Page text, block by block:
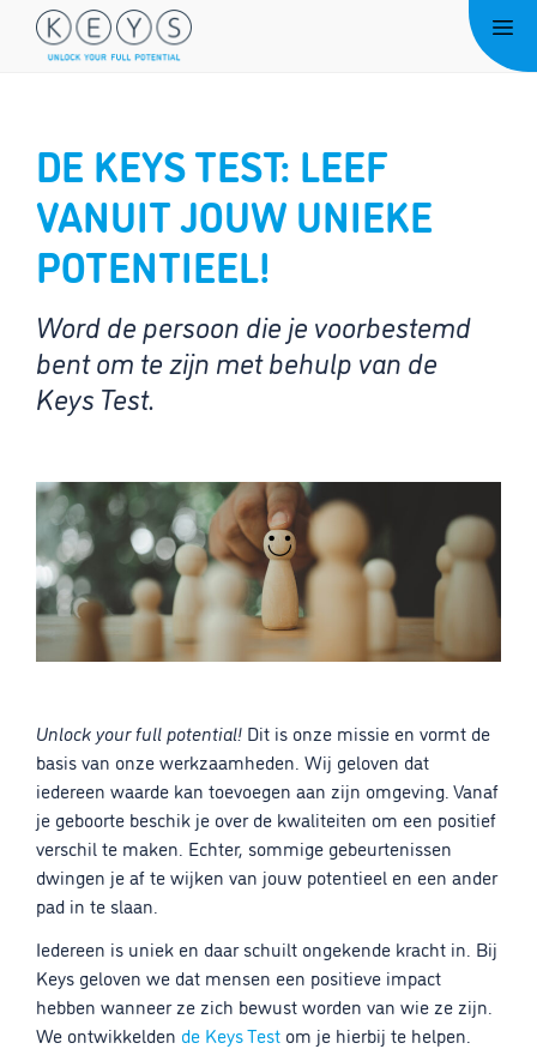
DE KEYS TEST: LEEF
VANUIT JOUW UNIEKE
POTENTIEEL!
Word de persoon die je voorbestemd
bent om te zijn met behulp van de
Keys Test.
Unlock your full potential! Dit is onze missie en vormt de
basis van onze werkzaamheden. Wij geloven dat
iedereen waarde kan toevoegen aan zijn omgeving. Vanaf
je geboorte beschik je over de kwaliteiten om een positief
verschil te maken. Echter, sommige gebeurtenissen
dwingen je af te wijken van jouw potentieel en een ander
pad in te slaan.
Iedereen is uniek en daar schuilt ongekende kracht in. Bij
Keys geloven we dat mensen een positieve impact
hebben wanneer ze zich bewust worden van wie ze zijn.
We ontwikkelden de Keys Test om je hierbij te helpen.